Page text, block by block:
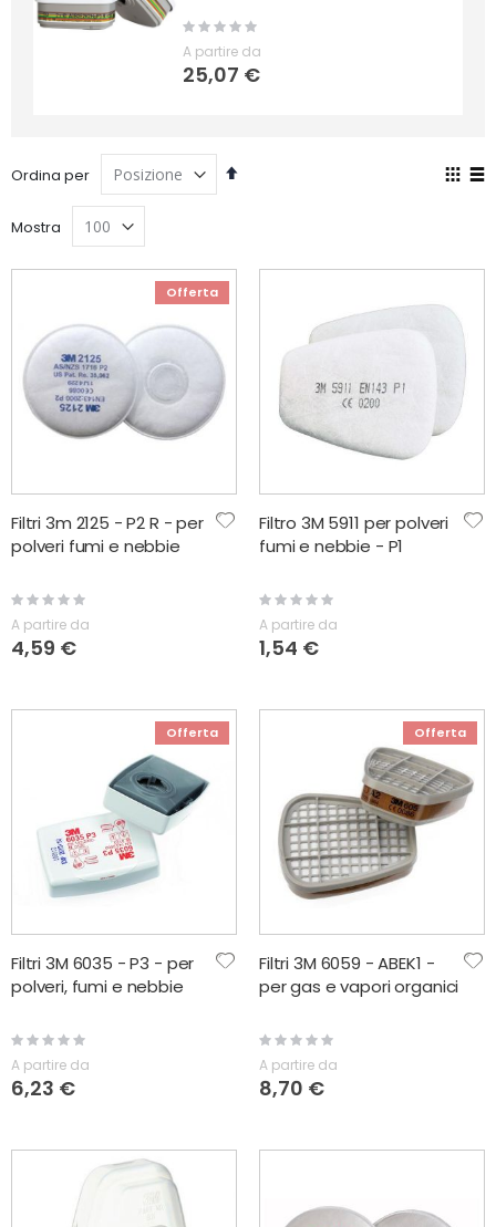
Rating:
A partire da
25,07 €
Ordina per
Imposta
Mostra
Offerta
Filtri 3m 2125 - P2 R - per
polveri fumi e nebbie
Rating:
A partire da
4,59 €
Filtro 3M 5911 per polveri
fumi e nebbie - P1
Rating:
A partire da
1,54 €
Offerta
Filtri 3M 6035 - P3 - per
polveri, fumi e nebbie
Rating:
A partire da
6,23 €
Offerta
Filtri 3M 6059 - ABEK1 -
per gas e vapori organici
Rating:
A partire da
8,70 €